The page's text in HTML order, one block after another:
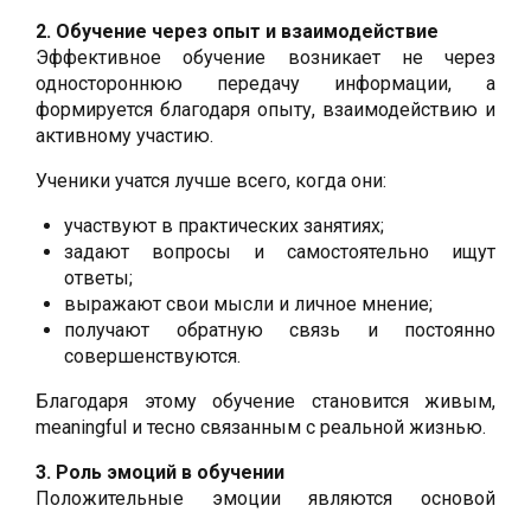
2. Обучение через опыт и взаимодействие
Эффективное обучение возникает не через
одностороннюю передачу информации, а
формируется благодаря опыту, взаимодействию и
активному участию.
Ученики учатся лучше всего, когда они:
участвуют в практических занятиях;
задают вопросы и самостоятельно ищут
ответы;
выражают свои мысли и личное мнение;
получают обратную связь и постоянно
совершенствуются.
Благодаря этому обучение становится живым,
meaningful и тесно связанным с реальной жизнью.
3. Роль эмоций в обучении
Положительные эмоции являются основой